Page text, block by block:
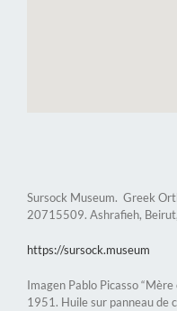
Sursock Museum. Greek
20715509. Ashrafieh,
https://sursock.museum
Imagen Pablo Picasso
1951. Huile sur panneau de